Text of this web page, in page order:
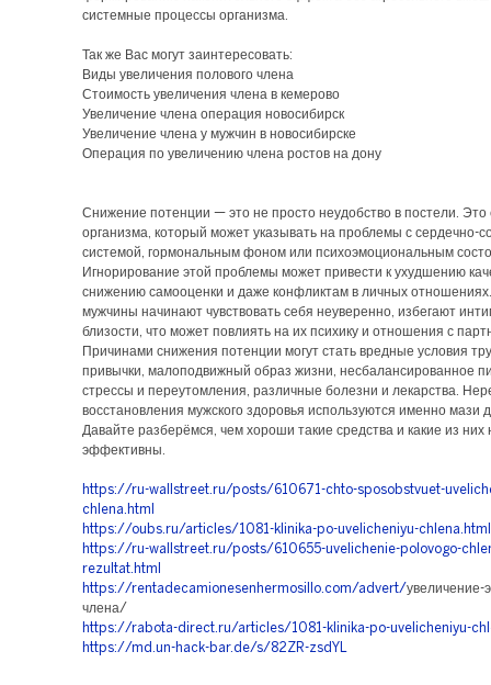
системные процессы организма.
Так же Вас могут заинтересовать:
Виды увеличения полового члена
Стоимость увеличения члена в кемерово
Увеличение члена операция новосибирск
Увеличение члена у мужчин в новосибирске
Операция по увеличению члена ростов на дону
Снижение потенции — это не просто неудобство в постели. Это
организма, который может указывать на проблемы с сердечно-
системой, гормональным фоном или психоэмоциональным
Игнорирование этой проблемы может привести к ухудшению
снижению самооценки и даже конфликтам в личных
мужчины начинают чувствовать себя неуверенно, избегают
близости, что может повлиять на их психику и отношения с
Причинами снижения потенции могут стать вредные условия
привычки, малоподвижный образ жизни, несбалансированное
стрессы и переутомления, различные болезни и лекарства.
восстановления мужского здоровья используются именно мази
Давайте разберёмся, чем хороши такие средства и какие из них
эффективны.
https://ru-wallstreet.ru/posts/610671-chto-sposobstvuet-
chlena.html
https://oubs.ru/articles/1081-klinika-po-uvelicheniyu-chlena.html
https://ru-wallstreet.ru/posts/610655-uvelichenie-polovogo-
rezultat.html
https://rentadecamionesenhermosillo.com/advert/увеличение-
члена/
https://rabota-direct.ru/articles/1081-klinika-po-uvelicheniyu-
https://md.un-hack-bar.de/s/82ZR-zsdYL